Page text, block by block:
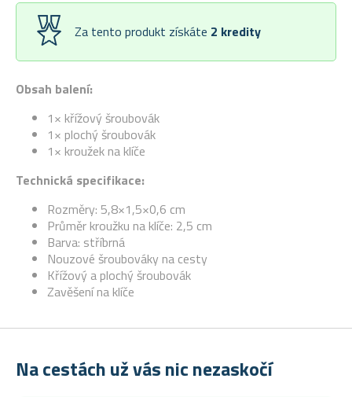
Obsah balení:
1× křížový šroubovák
1× plochý šroubovák
1× kroužek na klíče
Technická specifikace:
Rozměry: 5,8×1,5×0,6 cm
Průměr kroužku na klíče: 2,5 cm
Barva: stříbrná
Nouzové šroubováky na cesty
Křížový a plochý šroubovák
Zavěšení na klíče
Za tento produkt získáte 2 kredity
Na cestách už vás nic nezaskočí